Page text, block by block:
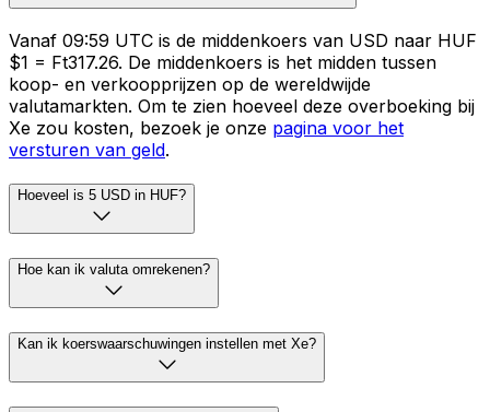
Vanaf 09:59 UTC is de middenkoers van USD naar HUF
$1 = Ft317.26. De middenkoers is het midden tussen
koop- en verkoopprijzen op de wereldwijde
valutamarkten. Om te zien hoeveel deze overboeking bij
Xe zou kosten, bezoek je onze pagina voor het
versturen van geld.
Hoeveel is 5 USD in HUF?
Hoe kan ik valuta omrekenen?
Kan ik koerswaarschuwingen instellen met Xe?